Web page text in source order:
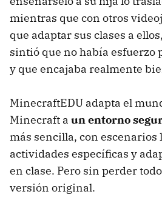
mientras que con otros
que adaptar sus clases a
sintió que no había esfuerzo
y que encajaba realmente
MinecraftEDU adapta el
Minecraft a un entorno
más sencilla, con escenarios
actividades específicas y
en clase. Pero sin perder
versión original.